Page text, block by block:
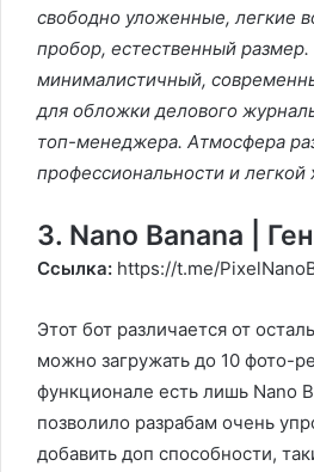
свободно уложенные, легкие
пробор, естественный размер.
минималистичный,
для обложки делового
топ-менеджера. Атмосфера
профессиональности и легкой
3. Nano Banana |
Ссылка: https://t.me/
Этот бот различается от
можно загружать до 10 фото-
функционале есть лишь Nano
позволило разрабам очень
добавить доп способности,